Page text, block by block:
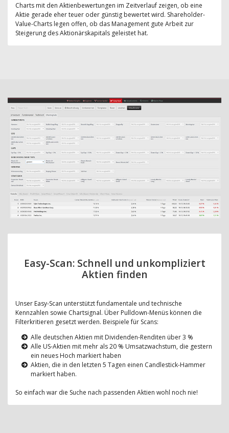
Charts mit den Aktienbewertungen im Zeitverlauf zeigen, ob eine
Aktie gerade eher teuer oder günstig bewertet wird. Shareholder-
Value-Charts legen offen, ob das Management gute Arbeit zur
Steigerung des Aktionärskapitals geleistet hat.
Easy-Scan: Schnell und unkompliziert
Aktien finden
Unser Easy-Scan unterstützt fundamentale und technische
Kennzahlen sowie Chartsignal. Über Pulldown-Menüs können die
Filterkritieren gesetzt werden. Beispiele für Scans:
Alle deutschen Aktien mit Dividenden-Renditen über 3 %
Alle US-Aktien mit mehr als 20 % Umsatzwachstum, die gestern
ein neues Hoch markiert haben
Aktien, die in den letzten 5 Tagen einen Candlestick-Hammer
markiert haben.
So einfach war die Suche nach passenden Aktien wohl noch nie!